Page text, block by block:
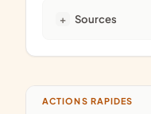
Sources
ACTIONS RAPIDES